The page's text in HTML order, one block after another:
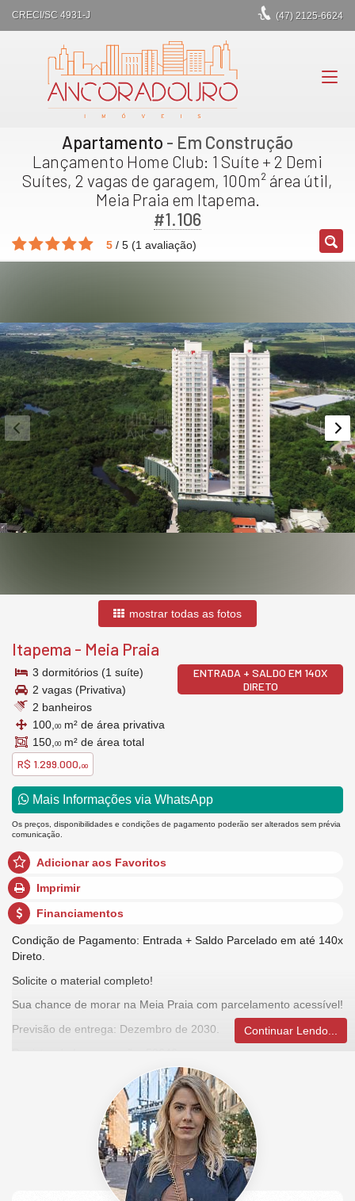
CRECI/SC 4931-J (47) 2125-6624
Apartamento - Em Construção
Lançamento Home Club: 1 Suíte + 2 Demi
Suítes, 2 vagas de garagem, 100m² área útil,
Meia Praia em Itapema.
#1.106
5 / 5 (1 avaliação)
mostrar todas as fotos
Itapema - Meia Praia
ENTRADA + SALDO EM 140X
DIRETO
3 dormitórios (1 suíte)
2 vagas (Privativa)
2 banheiros
100, 00 m² de área privativa
150, 00 m² de área total
R$ 1.299.000,00
Mais Informações via WhatsApp
Os preços, disponibilidades e condições de pagamento poderão ser alterados sem prévia
comunicação.
Adicionar aos Favoritos
Imprimir
Financiamentos
Condição de Pagamento: Entrada + Saldo Parcelado em até 140x
Direto.
Solicite o material completo!
Sua chance de morar na Meia Praia com parcelamento acessível!
Previsão de entrega: Dezembro de 2030.
*Valores sujeitos a alterações sem aviso prévio, consulte
3 Dormitórios (sendo 1 Suíte)
Continuar Lendo...